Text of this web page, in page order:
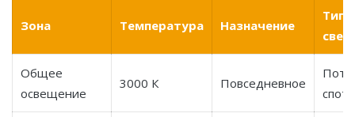
Зона Температура Назначение
Тип
Общее
освещение
3000 К Повседневное